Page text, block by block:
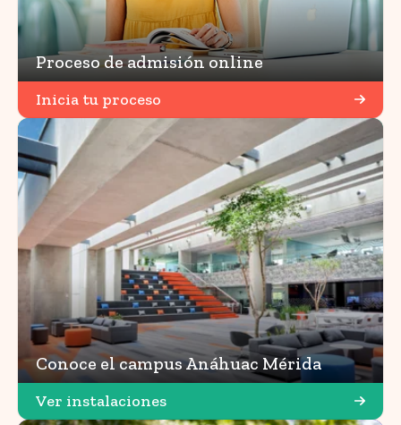
Proceso de admisión online
Inicia tu proceso
Conoce el campus Anáhuac Mérida
Ver instalaciones